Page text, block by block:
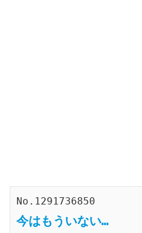
No.1291736850
今はもういない…